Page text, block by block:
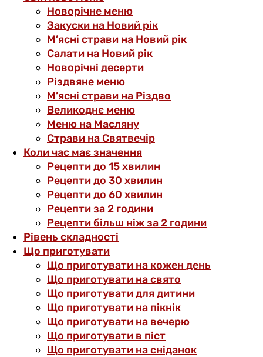
Новорічне меню
Закуски на Новий рік
М’ясні страви на Новий рік
Салати на Новий рік
Новорічні десерти
Різдвяне меню
М’ясні страви на Різдво
Великоднє меню
Меню на Масляну
Страви на Святвечір
Коли час має значення
Рецепти до 15 хвилин
Рецепти до 30 хвилин
Рецепти до 60 хвилин
Рецепти за 2 години
Рецепти більш ніж за 2 години
Рівень складності
Що приготувати
Що приготувати на кожен день
Що приготувати на свято
Що приготувати для дитини
Що приготувати на пікнік
Що приготувати на вечерю
Що приготувати в піст
Що приготувати на сніданок